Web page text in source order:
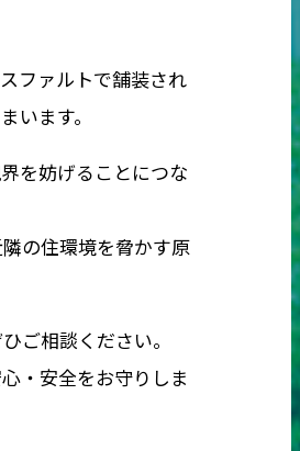
ファルトで舗装され
います。
を妨げることにつな
の住環境を脅かす原
ご相談ください。
・安全をお守りしま